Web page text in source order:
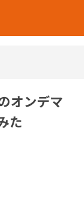
オンデマ
た